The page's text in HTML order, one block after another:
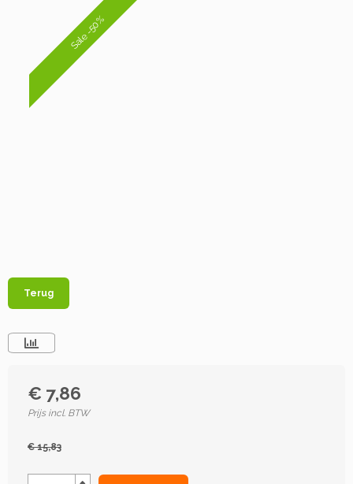
Sale -50%
Terug
€ 7,86
Prijs incl. BTW
€ 15,83